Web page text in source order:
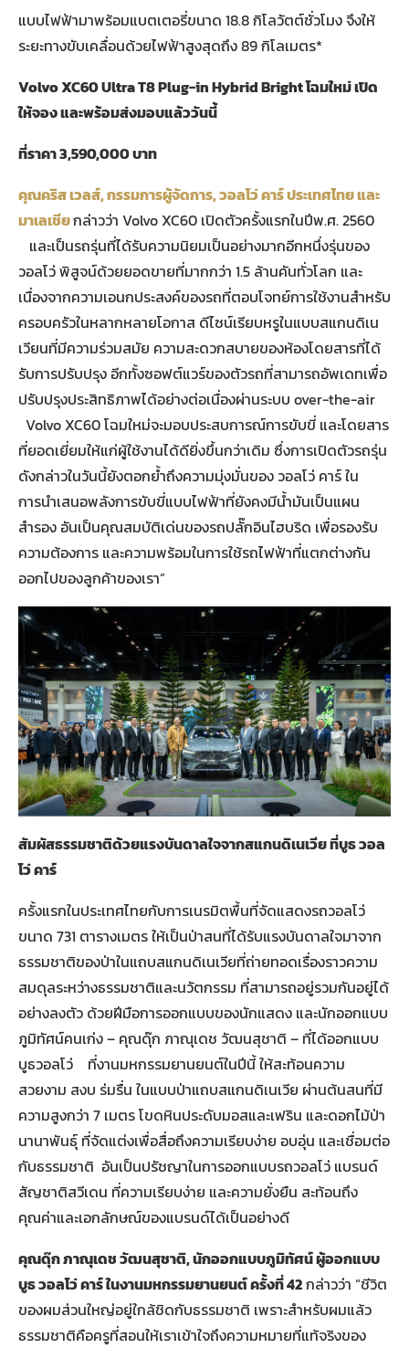
แบบไฟฟ้ามาพร้อมแบตเตอรี่ขนาด 18.8 กิโลวัตต์ชั่วโมง จึงให้
ระยะทางขับเคลื่อนด้วยไฟฟ้าสูงสุดถึง 89 กิโลเมตร*
Volvo XC60 Ultra T8 Plug-in Hybrid Bright โฉมใหม่ เปิด
ให้จอง และพร้อมส่งมอบแล้ววันนี้
ที่ราคา3,590,000 บาท
คุณคริส เวลส์, กรรมการผู้จัดการ, วอลโว่ คาร์ ประเทศไทย และ
มาเลเชียกล่าวว่า Volvo XC60 เปิดตัวครั้งแรกในปีพ.ศ. 2560
และเป็นรถรุ่นที่ได้รับความนิยมเป็นอย่างมากอีกหนึ่งรุ่นของ
วอลโว่ พิสูจน์ด้วยยอดขายที่มากกว่า 1.5 ล้านคันทั่วโลก และ
เนื่องจากความเอนกประสงค์ของรถที่ตอบโจทย์การใช้งานสำหรับ
ครอบครัวในหลากหลายโอกาส ดีไซน์เรียบหรูในแบบสแกนดิเน
เวียนที่มีความร่วมสมัย ความสะดวกสบายของห้องโดยสารที่ได้
รับการปรับปรุง อีกทั้งซอฟต์แวร์ของตัวรถที่สามารถอัพเดทเพื่อ
ปรับปรุงประสิทธิภาพได้อย่างต่อเนื่องผ่านระบบ over-the-air
Volvo XC60 โฉมใหม่จะมอบประสบการณ์การขับขี่ และโดยสาร
ที่ยอดเยี่ยมให้แก่ผู้ใช้งานได้ดียิ่งขึ้นกว่าเดิม ซึ่งการเปิดตัวรถรุ่น
ดังกล่าวในวันนี้ยังตอกย้ำถึงความมุ่งมั่นของ วอลโว่ คาร์ ใน
การนำเสนอพลังการขับขี่แบบไฟฟ้าที่ยังคงมีน้ำมันเป็นแผน
สำรอง อันเป็นคุณสมบัติเด่นของรถปลั๊กอินไฮบริด เพื่อรองรับ
ความต้องการ และความพร้อมในการใช้รถไฟฟ้าที่แตกต่างกัน
ออกไปของลูกค้าของเรา”
สัมผัสธรรมชาติด้วยแรงบันดาลใจจากสแกนดิเนเวีย ที่บูธ วอล
โว่ คาร์
ครั้งแรกในประเทศไทยกับการเนรมิตพื้นที่จัดแสดงรถวอลโว่
ขนาด 731 ตารางเมตร ให้เป็นป่าสนที่ได้รับแรงบันดาลใจมาจาก
ธรรมชาติของป่าในแถบสแกนดิเนเวียที่ถ่ายทอดเรื่องราวความ
สมดุลระหว่างธรรมชาติและนวัตกรรม ที่สามารถอยู่รวมกันอยู่ได้
อย่างลงตัว ด้วยฝีมือการออกแบบของนักแสดง และนักออกแบบ
ภูมิทัศน์คนเก่ง – คุณดุ๊ก ภาณุเดช วัฒนสุชาติ – ที่ได้ออกแบบ
บูธวอลโว่ ที่งานมหกรรมยานยนต์ในปีนี้ ให้สะท้อนความ
สวยงาม สงบ ร่มรื่น ในแบบป่าแถบสแกนดิเนเวีย ผ่านต้นสนที่มี
ความสูงกว่า 7 เมตร โขดหินประดับมอสและเฟริน และดอกไม้ป่า
นานาพันธุ์ ที่จัดแต่งเพื่อสื่อถึงความเรียบง่าย อบอุ่น และเชื่อมต่อ
กับธรรมชาติ อันเป็นปรัชญาในการออกแบบรถวอลโว่ แบรนด์
สัญชาติสวีเดน ที่ความเรียบง่าย และความยั่งยืน สะท้อนถึง
คุณค่าและเอกลักษณ์ของแบรนด์ได้เป็นอย่างดี
คุณดุ๊ก ภาณุเดช วัฒนสุชาติ, นักออกแบบภูมิทัศน์ ผู้ออกแบบ
บูธ วอลโว่ คาร์ ในงานมหกรรมยานยนต์ ครั้งที่ 42กล่าวว่า “ชีวิต
ของผมส่วนใหญ่อยู่ใกล้ชิดกับธรรมชาติ เพราะสำหรับผมแล้ว
ธรรมชาติคือครูที่สอนให้เราเข้าใจถึงความหมายที่แท้จริงของ